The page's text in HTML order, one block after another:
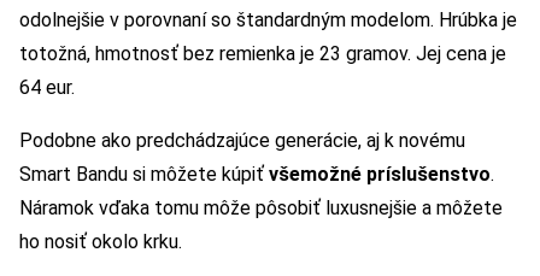
odolnejšie v porovnaní so štandardným modelom. Hrúbka je
totožná, hmotnosť bez remienka je 23 gramov. Jej cena je
64 eur.
Podobne ako predchádzajúce generácie, aj k novému
Smart Bandu si môžete kúpiť všemožné príslušenstvo.
Náramok vďaka tomu môže pôsobiť luxusnejšie a môžete
ho nosiť okolo krku.